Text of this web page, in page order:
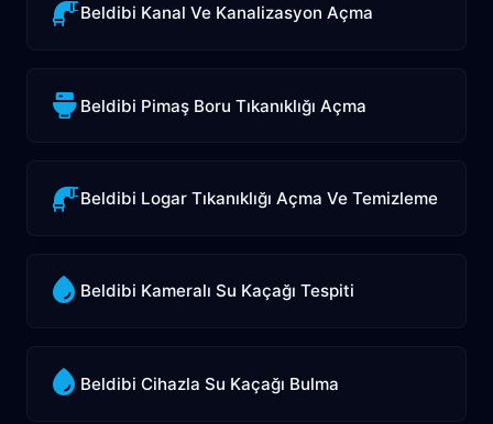
Beldibi Kanal Ve Kanalizasyon Açma
Beldibi Pimaş Boru Tıkanıklığı Açma
Beldibi Logar Tıkanıklığı Açma Ve Temizleme
Beldibi Kameralı Su Kaçağı Tespiti
Beldibi Cihazla Su Kaçağı Bulma